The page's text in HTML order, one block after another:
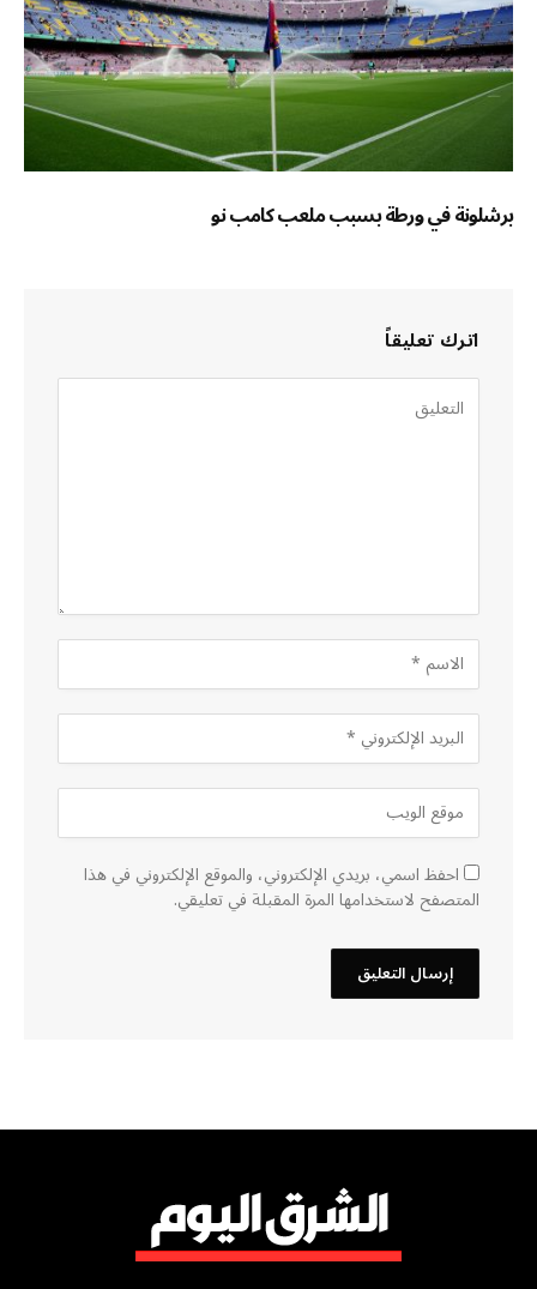
برشلونة في ورطة بسبب ملعب كامب نو
اترك تعليقاً
احفظ اسمي، بريدي الإلكتروني، والموقع الإلكتروني في هذا
المتصفح لاستخدامها المرة المقبلة في تعليقي.